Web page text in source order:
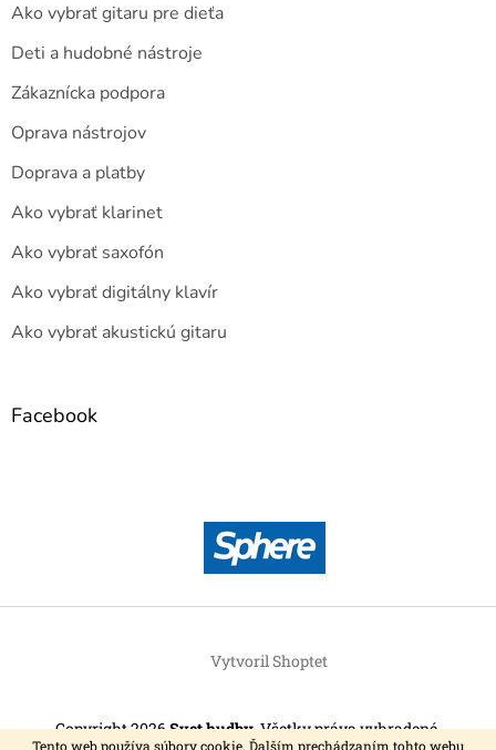
Tento web používa súbory cookie. Ďalším prechádzaním tohto webu
Ako vybrať gitaru pre dieťa
Deti a hudobné nástroje
Zákaznícka podpora
Oprava nástrojov
Doprava a platby
Ako vybrať klarinet
Ako vybrať saxofón
Ako vybrať digitálny klavír
Ako vybrať akustickú gitaru
Facebook
Vytvoril Shoptet
Copyright 2026Svet hudby. Všetky práva vyhradené.